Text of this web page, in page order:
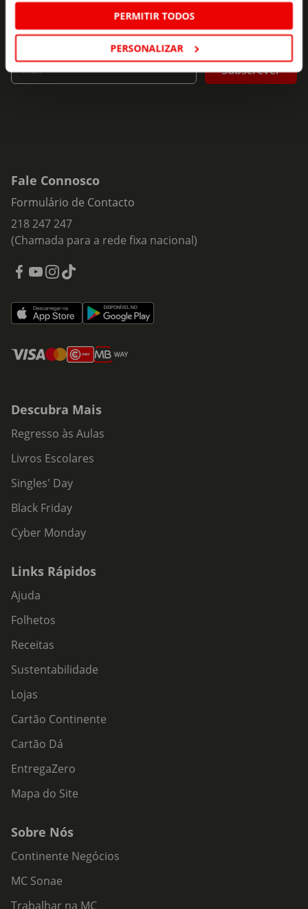
PERMITIR TODOS
PERSONALIZAR
Subscreva e descubra campanhas exclusivas,
ofertas e novidades para si.
mail
Subscrever
Fale Connosco
Formulário de Contacto
218 247 247
(Chamada para a rede fixa nacional)
Descubra Mais
Regresso às Aulas
Livros Escolares
Singles' Day
Black Friday
Cyber Monday
Links Rápidos
Ajuda
Folhetos
Receitas
Sustentabilidade
Lojas
Cartão Continente
Cartão Dá
EntregaZero
Mapa do Site
Sobre Nós
Continente Negócios
MC Sonae
Trabalhar na MC